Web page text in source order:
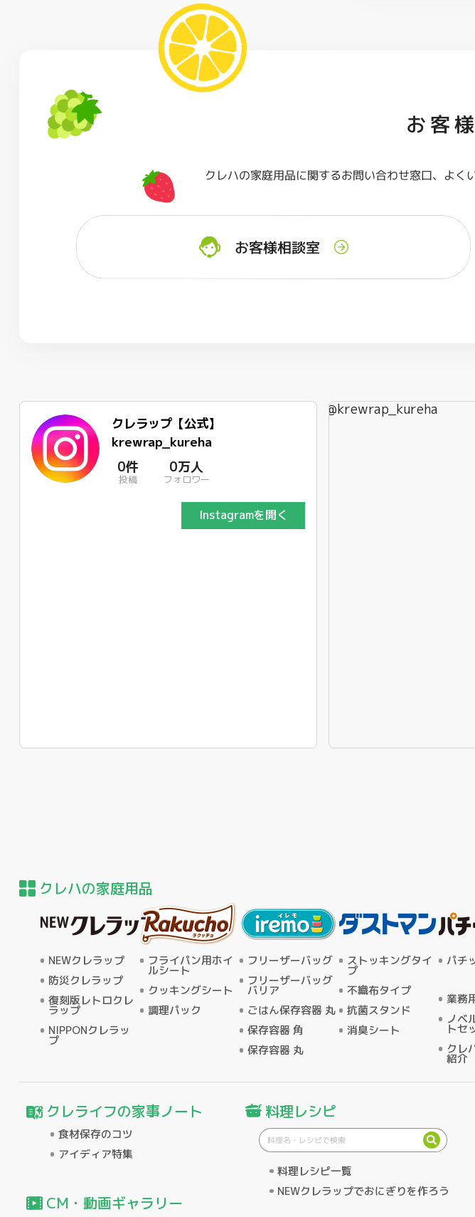
お客
クレハの家庭用品に関するお問い合わせ窓口、よく
お客様相談室
クレラップ【公式】
krewrap_kureha
0件
投稿
0万人
フォロワー
Instagramを開く
@krewrap_kureha
クレハの家庭用品
NEWクレラップ
防災クレラップ
復刻版レトロクレ
ラップ
NIPPONクレラッ
プ
フライパン用ホイ
ルシート
クッキングシート
調理パック
フリーザーバッグ
フリーザーバッグ
バリア
ごはん保存容器 丸
保存容器 角
保存容器 丸
ストッキングタイ
プ
不織布タイプ
抗菌スタンド
消臭シート
パチ
業務
ノベ
トセ
クレ
紹介
クレライフの家事ノート
食材保存のコツ
アイディア特集
CM・動画ギャラリー
料理レシピ
料理レシピ一覧
NEWクレラップでおにぎりを作ろう